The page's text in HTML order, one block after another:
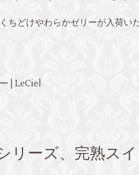
ちどけやわらかゼリーが入荷い
| LeCiel
リーズ、完熟ス